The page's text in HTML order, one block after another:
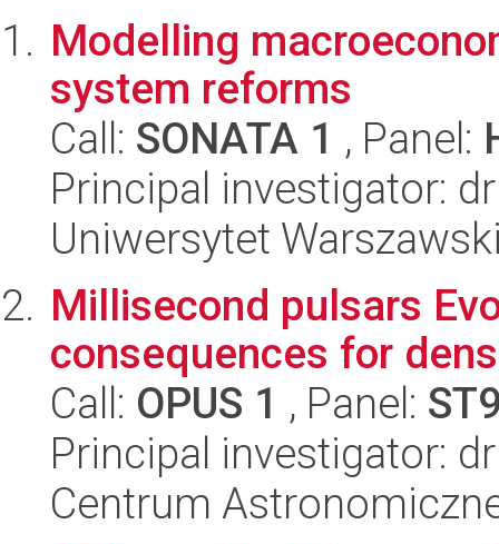
Modelling
system reforms
Call: SONATA 1 , Panel:
Principal investigator:
Uniwersytet
Millisecond pulsars
consequences for
Call: OPUS 1 , Panel:
Principal investigator:
Centrum